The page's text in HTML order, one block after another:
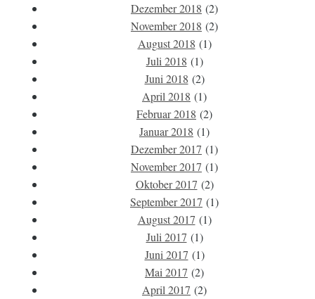
Dezember 2018 (2)
November 2018 (2)
August 2018 (1)
Juli 2018 (1)
Juni 2018 (2)
April 2018 (1)
Februar 2018 (2)
Januar 2018 (1)
Dezember 2017 (1)
November 2017 (1)
Oktober 2017 (2)
September 2017 (1)
August 2017 (1)
Juli 2017 (1)
Juni 2017 (1)
Mai 2017 (2)
April 2017 (2)